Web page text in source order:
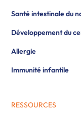
Santé intestinale du
Développement du
Allergie
Immunité infantile
RESSOURCES